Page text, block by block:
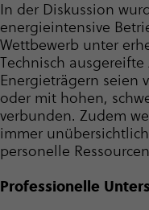
In der Diskussion
ener­gie­in­ten­sive
Wettbewerb unter
Technisch
Energieträgern seien
oder mit hohen,
verbunden. Zudem
immer
personelle
Professionelle